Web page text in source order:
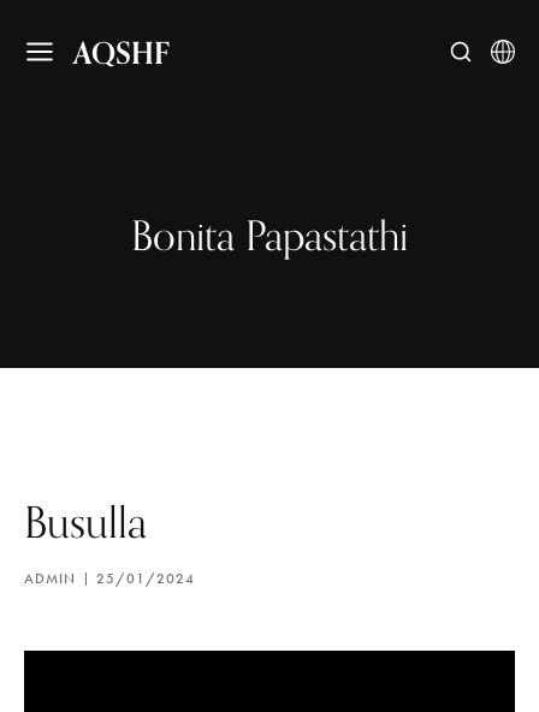
AQSHF
Bonita Papastathi
Busulla
ADMIN 25/01/2024